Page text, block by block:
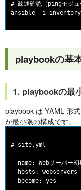
# 疎通確認（pingモジュ
playbookの基
1. playbookの最
playbook は YAML 形
が最小限の構成です。
# site.yml
---
- name: Webサーバー初
  hosts: webservers
become: yes